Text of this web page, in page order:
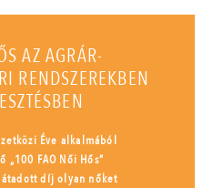
AZ AGRÁR-
RENDSZEREKBEN
Éve alkalmából
FAO Női Hős”
díj olyan nőket